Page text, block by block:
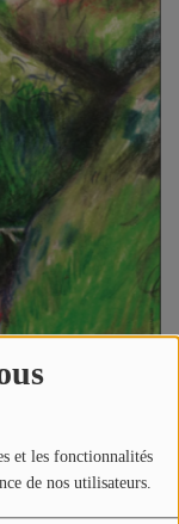
et les fonctionnalités
de nos utilisateurs.